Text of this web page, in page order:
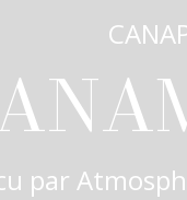
par